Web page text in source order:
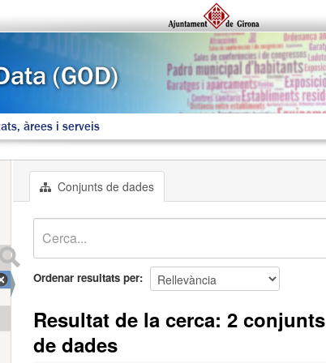
àrees i serveis
Conjunts de dades
Ordenar resultats per
Resultat de la cerca: 2 conjunts
de dades